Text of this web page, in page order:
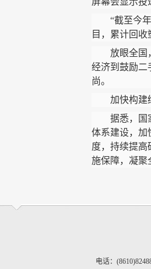
“截至今年7
目，累计回收
放眼全国，
经济到鼓励二
尚。
加快构建绿
据悉，国家
体系建设，加
度，持续提高
施保障，凝聚
电话：